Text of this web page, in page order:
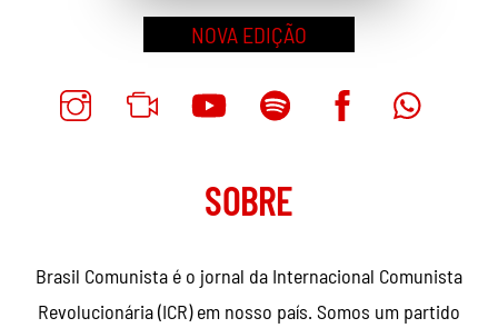
NOVA EDIÇÃO
SOBRE
Brasil Comunista é o jornal da Internacional Comunista
Revolucionária (ICR) em nosso país. Somos um partido